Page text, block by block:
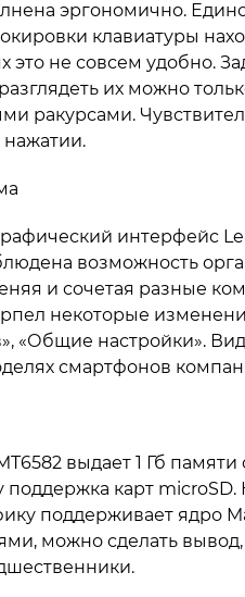
эргономично.
клавиатуры
это не совсем удобно.
их можно
ракурсами.
интерфейс
возможность
и сочетая разные
некоторые
«Общие настройки».
смартфонов
выдает 1 Гб
карт
поддерживает ядро
можно сделать